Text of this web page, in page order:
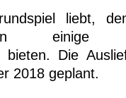
liebt,
einige
bieten. Die
2018 geplant.